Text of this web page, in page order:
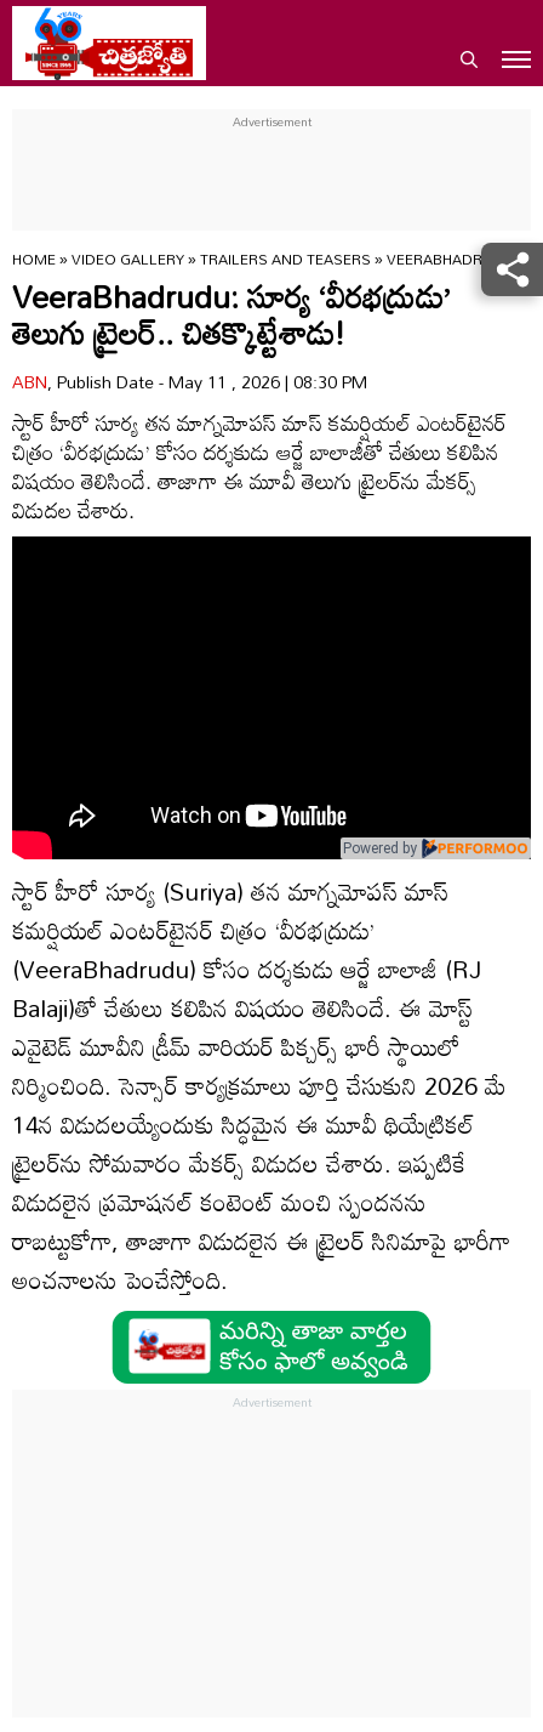
HOME»VIDEO GALLERY»TRAILERS AND TEASERS»VEERABHADRUDU
VeeraBhadrudu: సూర్య ‘వీరభద్రుడు’
తెలుగు ట్రైలర్.. చితక్కొట్టేశాడు!
ABN, Publish Date - May 11 , 2026 | 08:30 PM
స్టార్ హీరో సూర్య తన మాగ్నమోపస్ మాస్ కమర్షియల్ ఎంటర్‌టైనర్
చిత్రం ‘వీరభద్రుడు’ కోసం దర్శకుడు ఆర్జే బాలాజీతో చేతులు కలిపిన
విషయం తెలిసిందే. తాజాగా ఈ మూవీ తెలుగు ట్రైలర్‌ను మేకర్స్
విడుదల చేశారు.
Powered by
స్టార్ హీరో సూర్య (Suriya) తన మాగ్నమోపస్ మాస్
కమర్షియల్ ఎంటర్‌టైనర్ చిత్రం ‘వీరభద్రుడు’
(VeeraBhadrudu) కోసం దర్శకుడు ఆర్జే బాలాజీ (RJ
Balaji)తో చేతులు కలిపిన విషయం తెలిసిందే. ఈ మోస్ట్
ఎవైటెడ్ మూవీని డ్రీమ్ వారియర్ పిక్చర్స్ భారీ స్థాయిలో
నిర్మించింది. సెన్సార్ కార్యక్రమాలు పూర్తి చేసుకుని 2026 మే
14న విడుదలయ్యేందుకు సిద్ధమైన ఈ మూవీ థియేట్రికల్
ట్రైలర్‌ను సోమవారం మేకర్స్ విడుదల చేశారు. ఇప్పటికే
విడుదలైన ప్రమోషనల్ కంటెంట్ మంచి స్పందనను
రాబట్టుకోగా, తాజాగా విడుదలైన ఈ ట్రైలర్ సినిమాపై భారీగా
అంచనాలను పెంచేస్తోంది.